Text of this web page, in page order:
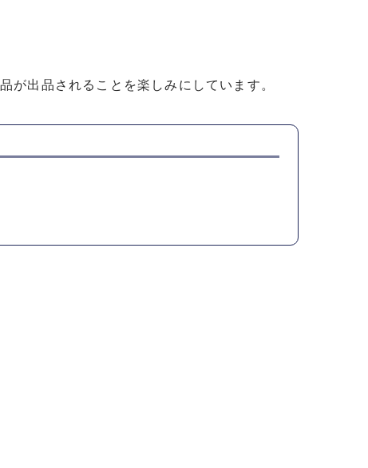
が出品されることを楽しみにしています。